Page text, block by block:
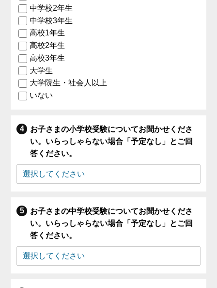
中学校2年生
中学校3年生
高校1年生
高校2年生
高校3年生
大学生
大学院生・社会人以上
いない
お子さまの小学校受験についてお聞かせくださ
い。いらっしゃらない場合「予定なし」とご回
答ください。
お子さまの中学校受験についてお聞かせくださ
い。いらっしゃらない場合「予定なし」とご回
答ください。